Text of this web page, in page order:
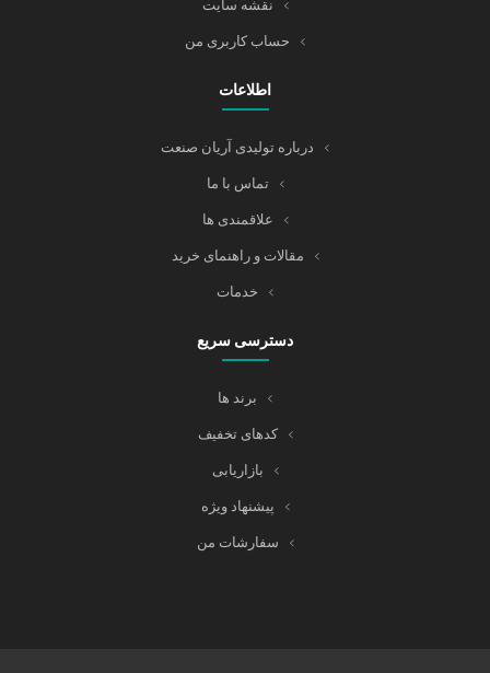
نقشه سایت
حساب کاربری من
اطلاعات
درباره تولیدی آریان صنعت
تماس با ما
علاقمندی ها
مقالات و راهنمای خرید
خدمات
دسترسی سریع
برند ها
کدهای تخفیف
بازاریابی
پیشنهاد ویژه
سفارشات من